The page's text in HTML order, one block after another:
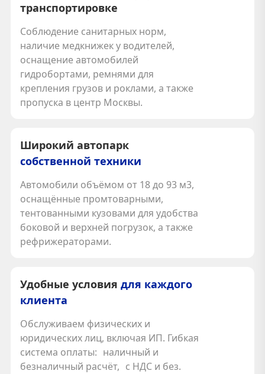
транспортировке
Соблюдение санитарных норм,
наличие медкнижек у водителей,
оснащение автомобилей
гидробортами, ремнями для
крепления грузов и роклами, а также
пропуска в центр Москвы.
Широкий автопарк
собственной техники
Автомобили объёмом от 18 до 93 м3,
оснащённые промтоварными,
тентованными кузовами для удобства
боковой и верхней погрузок, а также
рефрижераторами.
Удобные условия для каждого
клиента
Обслуживаем физических и
юридических лиц, включая ИП. Гибкая
система оплаты: наличный и
безналичный расчёт, с НДС и без.